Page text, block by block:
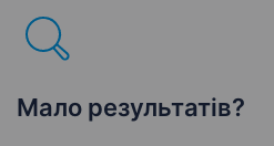
Мало результатів?